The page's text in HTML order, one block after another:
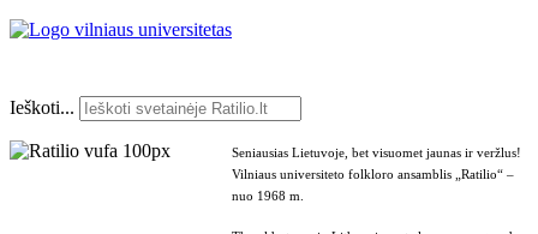
Ieškoti...
Seniausias Lietuvoje, bet visuomet jaunas ir veržlus!
Vilniaus universiteto folkloro ansamblis „Ratilio“ –
nuo 1968 m.